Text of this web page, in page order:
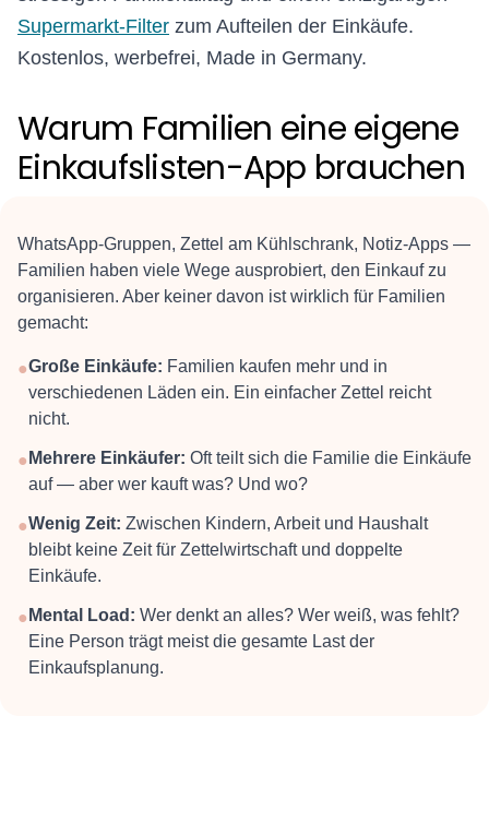
Supermarkt-Filter zum Aufteilen der Einkäufe.
Kostenlos, werbefrei, Made in Germany.
Warum Familien eine eigene
Einkaufslisten-App brauchen
WhatsApp-Gruppen, Zettel am Kühlschrank, Notiz-Apps —
Familien haben viele Wege ausprobiert, den Einkauf zu
organisieren. Aber keiner davon ist wirklich für Familien
gemacht:
●Große Einkäufe: Familien kaufen mehr und in
verschiedenen Läden ein. Ein einfacher Zettel reicht
nicht.
● Mehrere Einkäufer: Oft teilt sich die Familie die Einkäufe
auf — aber wer kauft was? Und wo?
●Wenig Zeit: Zwischen Kindern, Arbeit und Haushalt
bleibt keine Zeit für Zettelwirtschaft und doppelte
Einkäufe.
● Mental Load: Wer denkt an alles? Wer weiß, was fehlt?
Eine Person trägt meist die gesamte Last der
Einkaufsplanung.